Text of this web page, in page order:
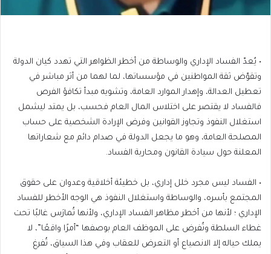
• يُعدّ الفساد الإداري والوساطة من أخطر الظواهر التي تهدد كيان الدولة
وتقوّض ثقة المواطنين في مؤسساتها، لما لهما من أثر مباشر في
تعطيل العدالة، وإهدار الموارد العامة، وتشويه مبدأ تكافؤ الفرص
فالفساد لا يقتصر على اختلاس المال العام فحسب، بل يمتد ليشمل
استغلال النفوذ وتجاوز القوانين وفرض الإرادة الشخصية على حساب
المصلحة العامة، وهو ما يجعل الدولة في صدام دائم مع شعاراتها
المعلنة حول سيادة القانون ومحاربة الفساد.
• الفساد ليس مجرد خلل إداري، بل خطيئة أخلاقية وعدوان على حقوق
المجتمع بأسره، والوساطة واستغلال النفوذ هي الوجه الأخطر للفساد
الإداري ؛ لأنها من أخطر مظاهر الفساد الإداري، ولأنها تُمارَس غالبًا تحت
غطاء السلطة وتُفرض على الموظف العام بوصفها “أمرًا واقعًا”، لا
يملك حياله إلا الانصياع أو التعرض للعقاب وفي هذا السياق، تُفرغ